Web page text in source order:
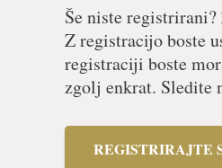
Še niste
Z registracijo boste
registraciji boste
zgolj enkrat. Sledite
REGISTRIRAJTE